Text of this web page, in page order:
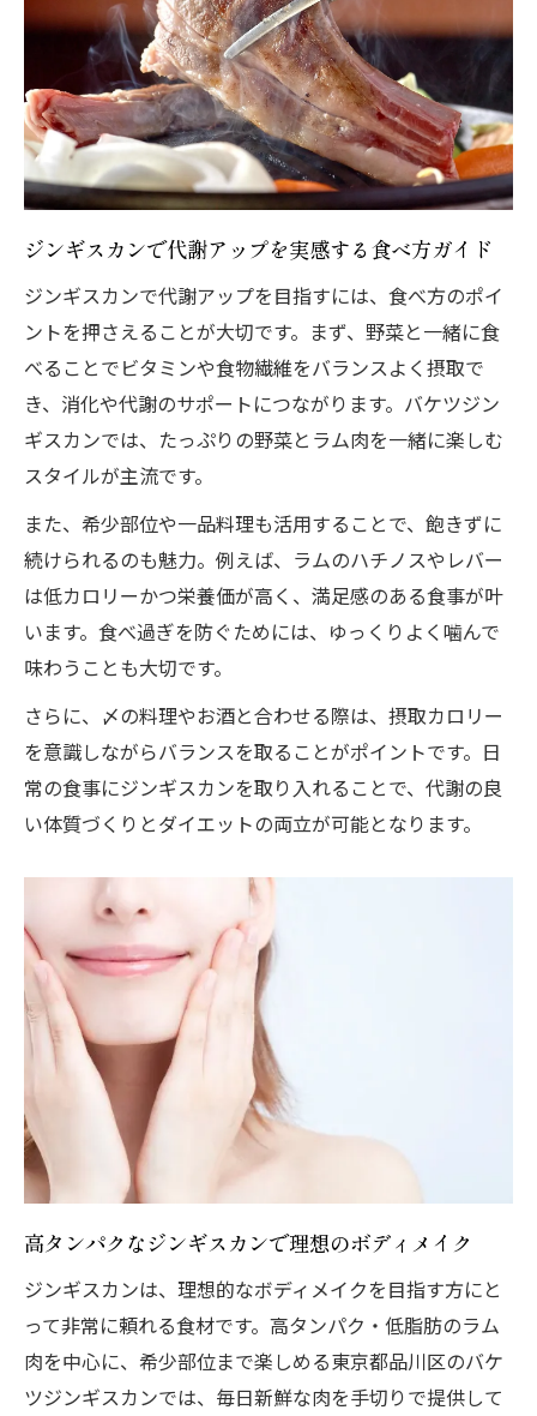
ジンギスカンで代謝アップを実感する食べ方ガイド
ジンギスカンで代謝アップを目指すには、食べ方のポイ
ントを押さえることが大切です。まず、野菜と一緒に食
べることでビタミンや食物繊維をバランスよく摂取で
き、消化や代謝のサポートにつながります。バケツジン
ギスカンでは、たっぷりの野菜とラム肉を一緒に楽しむ
スタイルが主流です。
また、希少部位や一品料理も活用することで、飽きずに
続けられるのも魅力。例えば、ラムのハチノスやレバー
は低カロリーかつ栄養価が高く、満足感のある食事が叶
います。食べ過ぎを防ぐためには、ゆっくりよく噛んで
味わうことも大切です。
さらに、〆の料理やお酒と合わせる際は、摂取カロリー
を意識しながらバランスを取ることがポイントです。日
常の食事にジンギスカンを取り入れることで、代謝の良
い体質づくりとダイエットの両立が可能となります。
高タンパクなジンギスカンで理想のボディメイク
ジンギスカンは、理想的なボディメイクを目指す方にと
って非常に頼れる食材です。高タンパク・低脂肪のラム
肉を中心に、希少部位まで楽しめる東京都品川区のバケ
ツジンギスカンでは、毎日新鮮な肉を手切りで提供して